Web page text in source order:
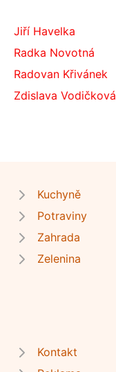
Jiří Havelka
Radka Novotná
Radovan Křivánek
Zdislava Vodičková
Kuchyně
Potraviny
Zahrada
Zelenina
Kontakt